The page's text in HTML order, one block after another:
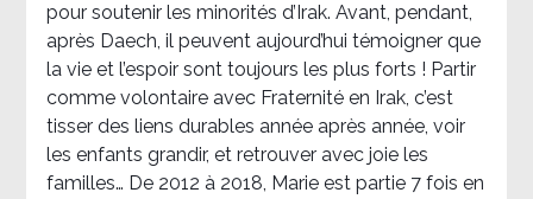
pour soutenir les minorités d’Irak. Avant, pendant,
après Daech, il peuvent aujourd’hui témoigner que
la vie et l’espoir sont toujours les plus forts ! Partir
comme volontaire avec Fraternité en Irak, c’est
tisser des liens durables année après année, voir
les enfants grandir, et retrouver avec joie les
familles… De 2012 à 2018, Marie est partie 7 fois en